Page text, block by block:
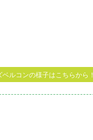
ベルコンの様子はこちらから！